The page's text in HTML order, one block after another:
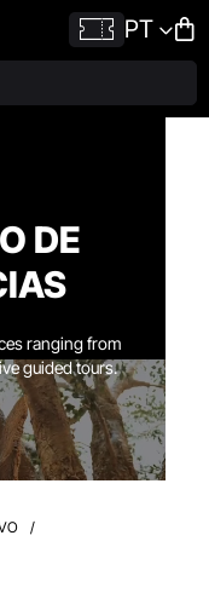
PT
DE
ranging from
guided tours.
/